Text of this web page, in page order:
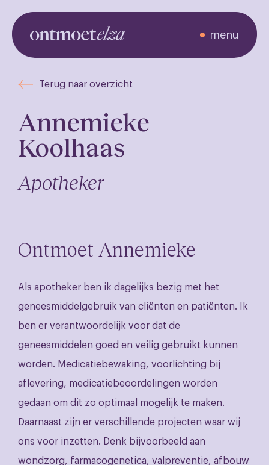
menu
Ontmoet de
Terug naar overzicht
Annemieke
Koolhaas
Apotheker
Ontmoet Annemieke
Als apotheker ben ik dagelijks bezig met het
geneesmiddelgebruik van cliënten en patiënten. Ik
ben er verantwoordelijk voor dat de
geneesmiddelen goed en veilig gebruikt kunnen
worden. Medicatiebewaking, voorlichting bij
aflevering, medicatiebeoordelingen worden
gedaan om dit zo optimaal mogelijk te maken.
Daarnaast zijn er verschillende projecten waar wij
ons voor inzetten. Denk bijvoorbeeld aan
wondzorg, farmacogenetica, valpreventie, afbouw